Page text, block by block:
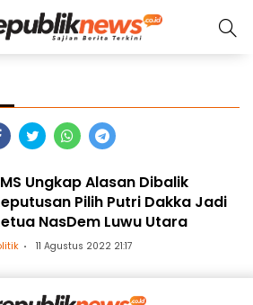
Ungkap Alasan Dibalik
Pilih Putri Dakka Jadi
NasDem Luwu Utara
11 Agustus 2022 21:17